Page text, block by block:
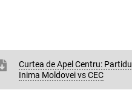
Curtea de Apel Centru: Partidul
Inima Moldovei vs CEC